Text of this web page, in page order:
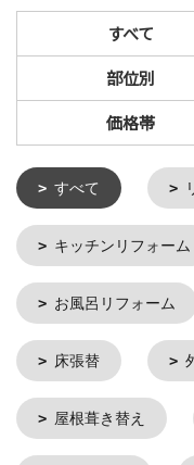
すべて
部位別
価格帯
すべて
キッチンリフォーム
お風呂リフォーム
床張替
屋根葺き替え